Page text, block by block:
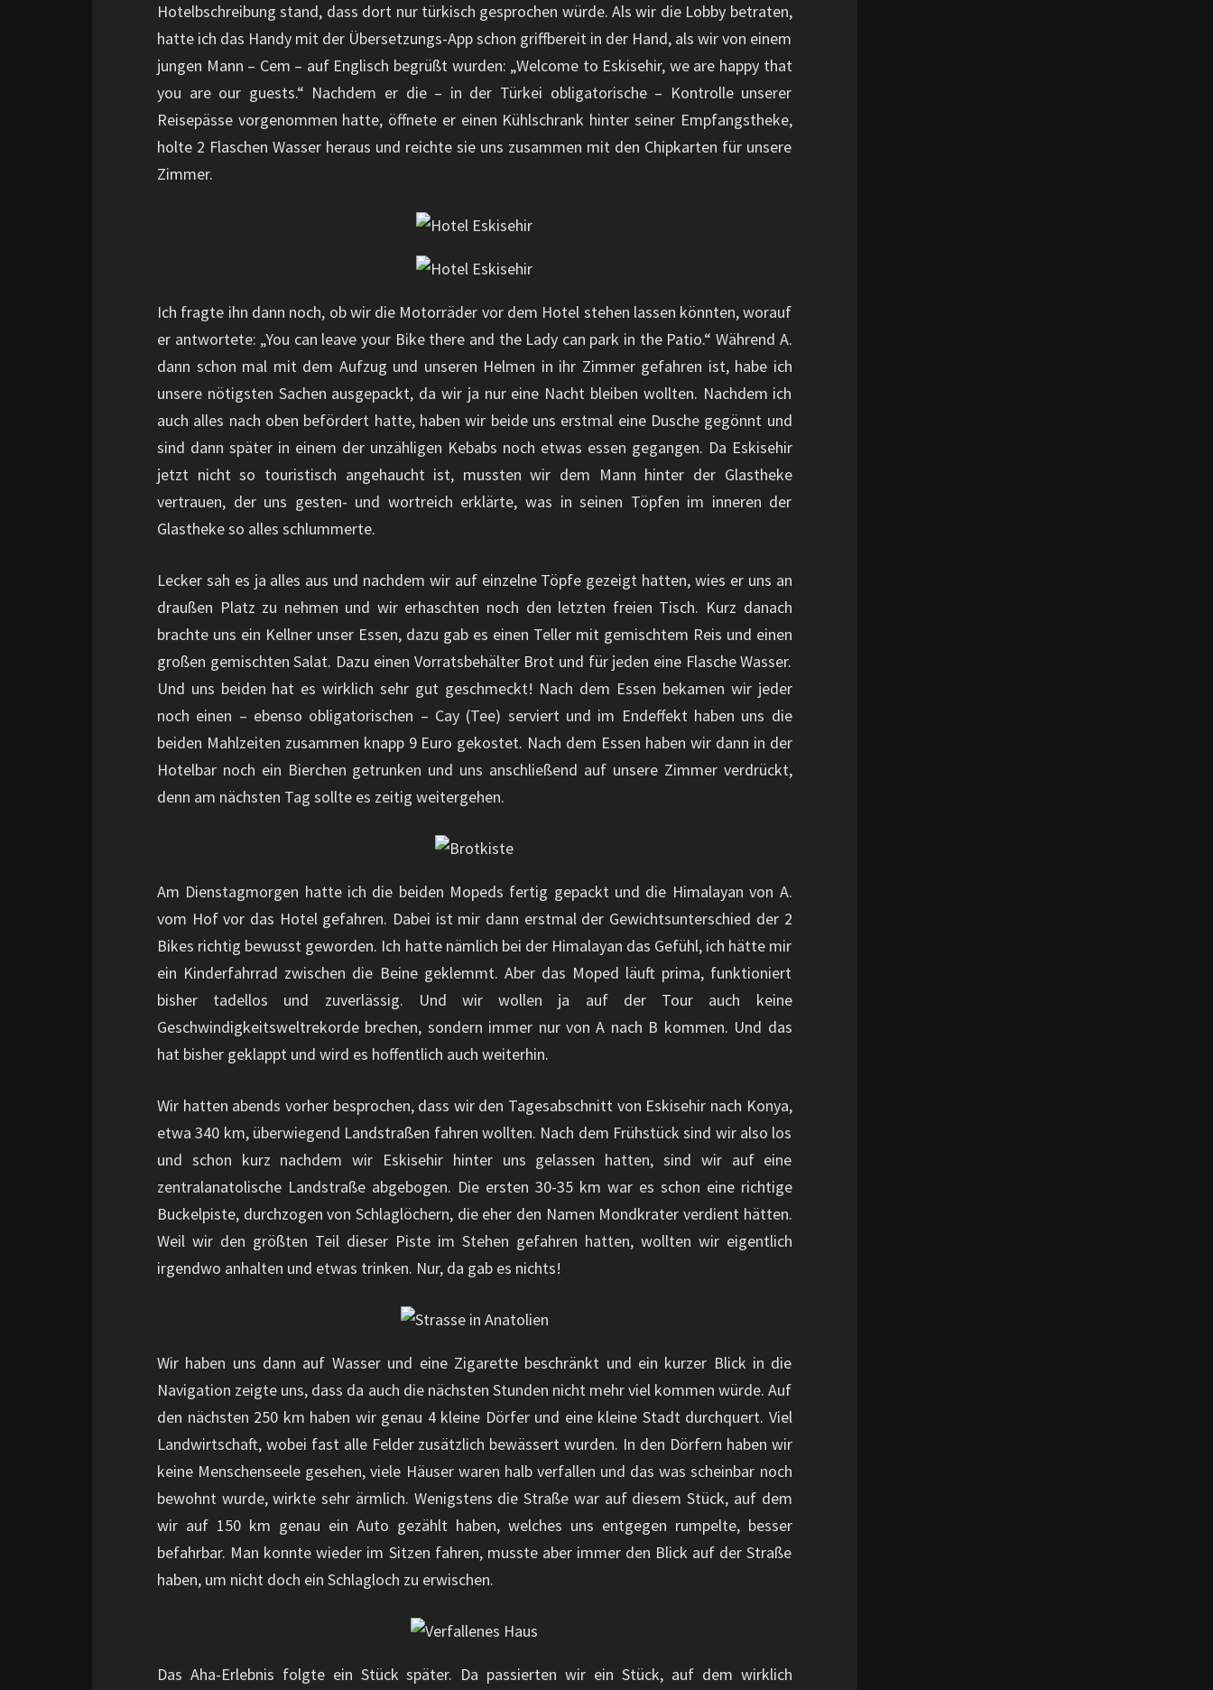
Hotelbschreibung stand, dass dort nur türkisch gesprochen würde. Als wir die Lobby betraten,
hatte ich das Handy mit der Übersetzungs-App schon griffbereit in der Hand, als wir von einem
jungen Mann – Cem – auf Englisch begrüßt wurden: „Welcome to Eskisehir, we are happy that
you are our guests.“ Nachdem er die – in der Türkei obligatorische – Kontrolle unserer
Reisepässe vorgenommen hatte, öffnete er einen Kühlschrank hinter seiner Empfangstheke,
holte 2 Flaschen Wasser heraus und reichte sie uns zusammen mit den Chipkarten für unsere
Zimmer.
Ich fragte ihn dann noch, ob wir die Motorräder vor dem Hotel stehen lassen könnten, worauf
er antwortete: „You can leave your Bike there and the Lady can park in the Patio.“ Während A.
dann schon mal mit dem Aufzug und unseren Helmen in ihr Zimmer gefahren ist, habe ich
unsere nötigsten Sachen ausgepackt, da wir ja nur eine Nacht bleiben wollten. Nachdem ich
auch alles nach oben befördert hatte, haben wir beide uns erstmal eine Dusche gegönnt und
sind dann später in einem der unzähligen Kebabs noch etwas essen gegangen. Da Eskisehir
jetzt nicht so touristisch angehaucht ist, mussten wir dem Mann hinter der Glastheke
vertrauen, der uns gesten- und wortreich erklärte, was in seinen Töpfen im inneren der
Glastheke so alles schlummerte.
Lecker sah es ja alles aus und nachdem wir auf einzelne Töpfe gezeigt hatten, wies er uns an
draußen Platz zu nehmen und wir erhaschten noch den letzten freien Tisch. Kurz danach
brachte uns ein Kellner unser Essen, dazu gab es einen Teller mit gemischtem Reis und einen
großen gemischten Salat. Dazu einen Vorratsbehälter Brot und für jeden eine Flasche Wasser.
Und uns beiden hat es wirklich sehr gut geschmeckt! Nach dem Essen bekamen wir jeder
noch einen – ebenso obligatorischen – Cay (Tee) serviert und im Endeffekt haben uns die
beiden Mahlzeiten zusammen knapp 9 Euro gekostet. Nach dem Essen haben wir dann in der
Hotelbar noch ein Bierchen getrunken und uns anschließend auf unsere Zimmer verdrückt,
denn am nächsten Tag sollte es zeitig weitergehen.
Am Dienstagmorgen hatte ich die beiden Mopeds fertig gepackt und die Himalayan von A.
vom Hof vor das Hotel gefahren. Dabei ist mir dann erstmal der Gewichtsunterschied der 2
Bikes richtig bewusst geworden. Ich hatte nämlich bei der Himalayan das Gefühl, ich hätte mir
ein Kinderfahrrad zwischen die Beine geklemmt. Aber das Moped läuft prima, funktioniert
bisher tadellos und zuverlässig. Und wir wollen ja auf der Tour auch keine
Geschwindigkeitsweltrekorde brechen, sondern immer nur von A nach B kommen. Und das
hat bisher geklappt und wird es hoffentlich auch weiterhin.
Wir hatten abends vorher besprochen, dass wir den Tagesabschnitt von Eskisehir nach Konya,
etwa 340 km, überwiegend Landstraßen fahren wollten. Nach dem Frühstück sind wir also los
und schon kurz nachdem wir Eskisehir hinter uns gelassen hatten, sind wir auf eine
zentralanatolische Landstraße abgebogen. Die ersten 30-35 km war es schon eine richtige
Buckelpiste, durchzogen von Schlaglöchern, die eher den Namen Mondkrater verdient hätten.
Weil wir den größten Teil dieser Piste im Stehen gefahren hatten, wollten wir eigentlich
irgendwo anhalten und etwas trinken. Nur, da gab es nichts!
Wir haben uns dann auf Wasser und eine Zigarette beschränkt und ein kurzer Blick in die
Navigation zeigte uns, dass da auch die nächsten Stunden nicht mehr viel kommen würde. Auf
den nächsten 250 km haben wir genau 4 kleine Dörfer und eine kleine Stadt durchquert. Viel
Landwirtschaft, wobei fast alle Felder zusätzlich bewässert wurden. In den Dörfern haben wir
keine Menschenseele gesehen, viele Häuser waren halb verfallen und das was scheinbar noch
bewohnt wurde, wirkte sehr ärmlich. Wenigstens die Straße war auf diesem Stück, auf dem
wir auf 150 km genau ein Auto gezählt haben, welches uns entgegen rumpelte, besser
befahrbar. Man konnte wieder im Sitzen fahren, musste aber immer den Blick auf der Straße
haben, um nicht doch ein Schlagloch zu erwischen.
Das Aha-Erlebnis folgte ein Stück später. Da passierten wir ein Stück, auf dem wirklich